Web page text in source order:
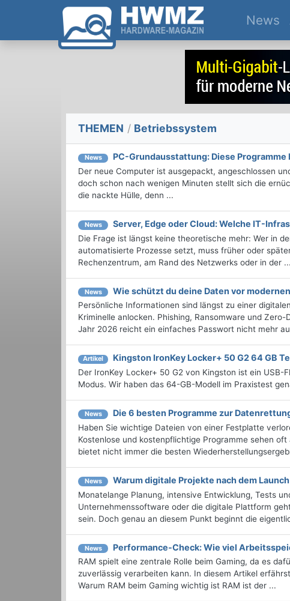
News
THEMEN / Betriebssystem
News PC-Grundausstattung: Diese
Der neue Computer ist ausgepackt, angeschlossen
doch schon nach wenigen Minuten stellt sich die
die nackte Hülle, denn ...
News Server, Edge oder Cloud: Welche IT-
Die Frage ist längst keine theoretische mehr: Wer in
automatisierte Prozesse setzt, muss früher oder
Rechenzentrum, am Rand des Netzwerks oder in der ...
News Wie schützt du deine Daten vor
Persönliche Informationen sind längst zu einer
Kriminelle anlocken. Phishing, Ransomware und
Jahr 2026 reicht ein einfaches Passwort nicht mehr
Artikel Kingston IronKey Locker+ 50 G2 64 GB
Der IronKey Locker+ 50 G2 von Kingston ist ein USB-
Modus. Wir haben das 64-GB-Modell im Praxistest
News Die 6 besten Programme zur
Haben Sie wichtige Dateien von einer Festplatte
Kostenlose und kostenpflichtige Programme sehen
bietet nicht immer die besten
News Warum digitale Projekte nach dem
Monatelange Planung, intensive Entwicklung, Tests
Unternehmenssoftware oder die digitale Plattform
sein. Doch genau an diesem Punkt beginnt die
News Performance-Check: Wie viel
RAM spielt eine zentrale Rolle beim Gaming, da es
zuverlässig verarbeiten kann. In diesem Artikel
Warum RAM beim Gaming wichtig ist RAM ist der ...